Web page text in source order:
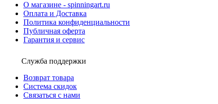
О магазине - spinningart.ru
Оплата и Доставка
Политика конфиденциальности
Публичная оферта
Гарантия и сервис
Служба поддержки
Возврат товара
Система скидок
Связаться с нами